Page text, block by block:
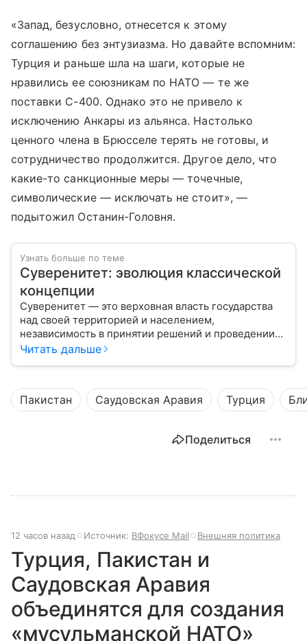
«Запад, безусловно, отнесется к этому
соглашению без энтузиазма. Но давайте вспомним:
Турция и раньше шла на шаги, которые не
нравились ее союзникам по НАТО — те же
поставки С-400. Однако это не привело к
исключению Анкары из альянса. Настолько
ценного члена в Брюсселе терять не готовы, и
сотрудничество продолжится. Другое дело, что
какие-то санкционные меры — точечные,
символические — исключать не стоит», —
подытожил Останин-Головня.
Узнать больше по теме
Суверенитет: эволюция классической
концепции
Суверенитет — это верховная власть государства
над своей территорией и населением,
независимость в принятии решений и проведении
внешней политики.
Читать дальше
Пакистан Саудовская Аравия Турция
Поделиться
12 часов назад Источник: ВФокусе Mail Внешняя политика
Турция, Пакистан и
Саудовская Аравия
объединятся для создания
«мусульманской НАТО»